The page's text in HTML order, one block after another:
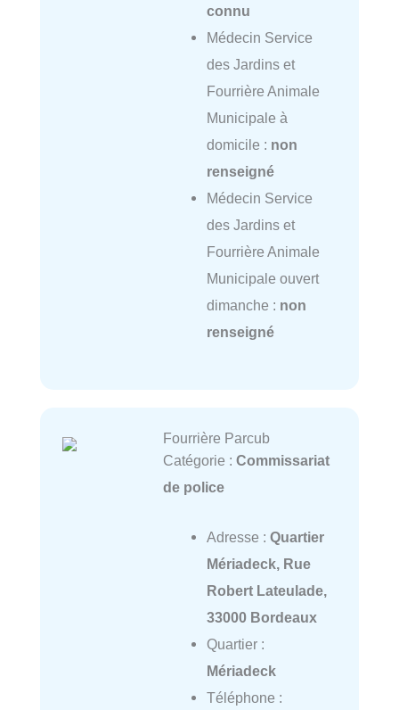
connu
Médecin Service
des Jardins et
Fourrière Animale
Municipale à
domicile : non
renseigné
Médecin Service
des Jardins et
Fourrière Animale
Municipale ouvert
dimanche : non
renseigné
Fourrière Parcub
Catégorie : Commissariat
de police
Adresse : Quartier
Mériadeck, Rue
Robert Lateulade,
33000 Bordeaux
Quartier :
Mériadeck
Téléphone :